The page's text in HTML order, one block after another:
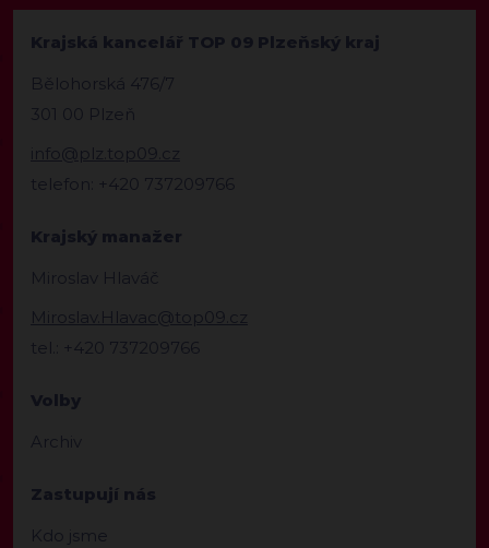
Krajská kancelář TOP 09 Plzeňský kraj
Bělohorská 476/7
301 00 Plzeň
info@plz.top09.cz
telefon: +420 737209766
Krajský manažer
Miroslav Hlaváč
Miroslav.Hlavac@top09.cz
tel.: +420 737209766
Volby
Archiv
Zastupují nás
Kdo jsme